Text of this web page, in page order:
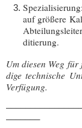
Spe­zia­li­sie­rung:
auf grö­ße­re
di­tie­rung.
Um die­sen Weg
di­ge tech­ni­sche
Verfügung.